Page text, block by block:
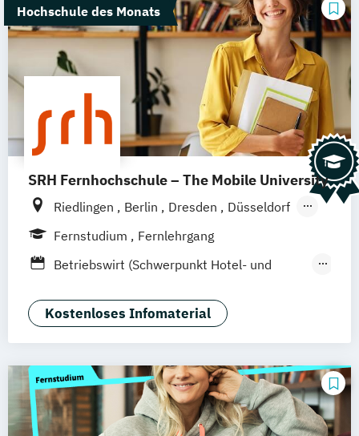
Hochschule des Monats
SRH Fernhochschule – The Mobile University
Riedlingen Berlin Dresden
Düsseldorf
Hamburg
Hannover Köln
Mannheim
Wertheim Wien
Frankfurt am Main Hamm Zürich
Fernstudium
Fernlehrgang
Betriebswirt (Schwerpunkt Hotel- und
Betriebswirtschaft und Hotelmanagement
Kostenloses Infomaterial